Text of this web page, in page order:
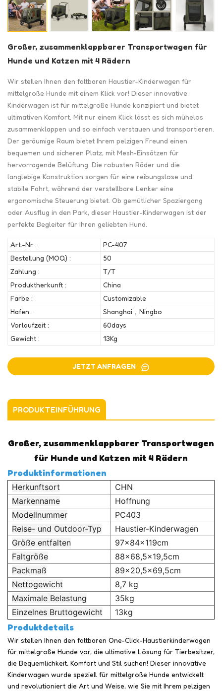
Großer, zusammenklappbarer Transportwagen für
Hunde und Katzen mit 4 Rädern
Wir stellen Ihnen den faltbaren Haustier-Kinderwagen für
mittelgroße Hunde mit einem Klick vor! Dieser innovative
Kinderwagen ist für mittelgroße Hunde konzipiert und bietet
ultimativen Komfort. Mit nur einem Klick lässt es sich mühelos
zusammenklappen und so einfach verstauen und transportieren.
Der geräumige Raum bietet Ihrem pelzigen Freund einen
bequemen und sicheren Platz, mit Mesh-Einsätzen für
hervorragende Belüftung. Die robusten Räder und die
langlebige Konstruktion sorgen für eine reibungslose und
stabile Fahrt, während der verstellbare Lenker eine
ergonomische Steuerung bietet. Ob gemütlicher Spaziergang
oder Ausflug in den Park, dieser Haustier-Kinderwagen ist der
perfekte Begleiter für Ihren geliebten Hund.
Art.-Nr :
PC-407
Bestellung (MOQ) :
50
Zahlung :
T/T
Produktherkunft :
China
Farbe :
Customizable
Hafen :
Shanghai，Ningbo
Vorlaufzeit :
60days
Gewicht :
13Kg
JETZT ANFRAGEN
PRODUKTEINFÜHRUNG
Großer, zusammenklappbarer Transportwagen
für Hunde und Katzen mit 4 Rädern
Produktinformationen
Herkunftsort
CHN
Markenname
Hoffnung
Modellnummer
PC403
Reise- und Outdoor-Typ
Haustier-Kinderwagen
Größe entfalten
97x84x119cm
Faltgröße
88x68,5x19,5cm
Packmaß
89x20,5x69,5cm
Nettogewicht
8,7 kg
Maximale Belastung
35kg
Einzelnes Bruttogewicht
13kg
Produktdetails
Wir stellen Ihnen den faltbaren One-Click-Haustierkinderwagen
für mittelgroße Hunde vor, die ultimative Lösung für Tierbesitzer,
die Bequemlichkeit, Komfort und Stil suchen! Dieser innovative
Kinderwagen wurde speziell für mittelgroße Hunde entwickelt
und revolutioniert die Art und Weise, wie Sie mit Ihrem pelzigen